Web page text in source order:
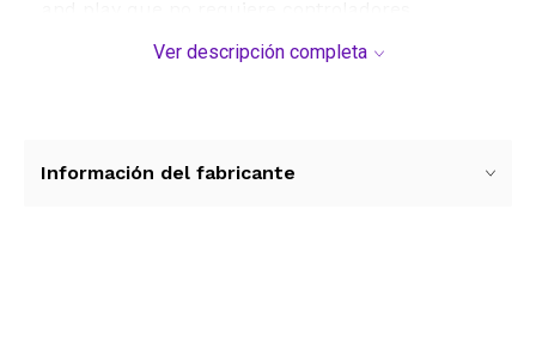
sistemas operativos Windows, macOS, Chrome
ESTE PRODUCTO VIENE DE USA DENTRO DEL
Ver descripción completa
Información del fabricante